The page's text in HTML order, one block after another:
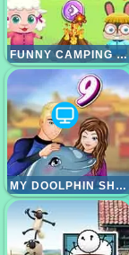
FUNNY CAMPING DAY
MY DOOLPHIN SHOW 9